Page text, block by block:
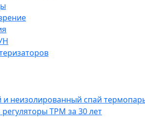
неизолированный спай
ТРМ за 30 лет